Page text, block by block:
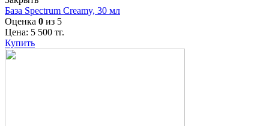
База Spectrum Creamy, 30 мл
Оценка 0 из 5
Цена: 5 500 тг.
Купить